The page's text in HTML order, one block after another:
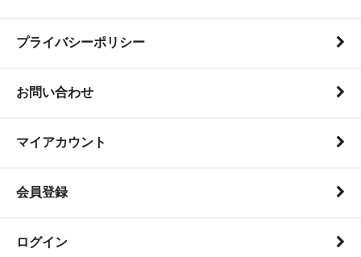
プライバシーポリシー
お問い合わせ
マイアカウント
会員登録
ログイン